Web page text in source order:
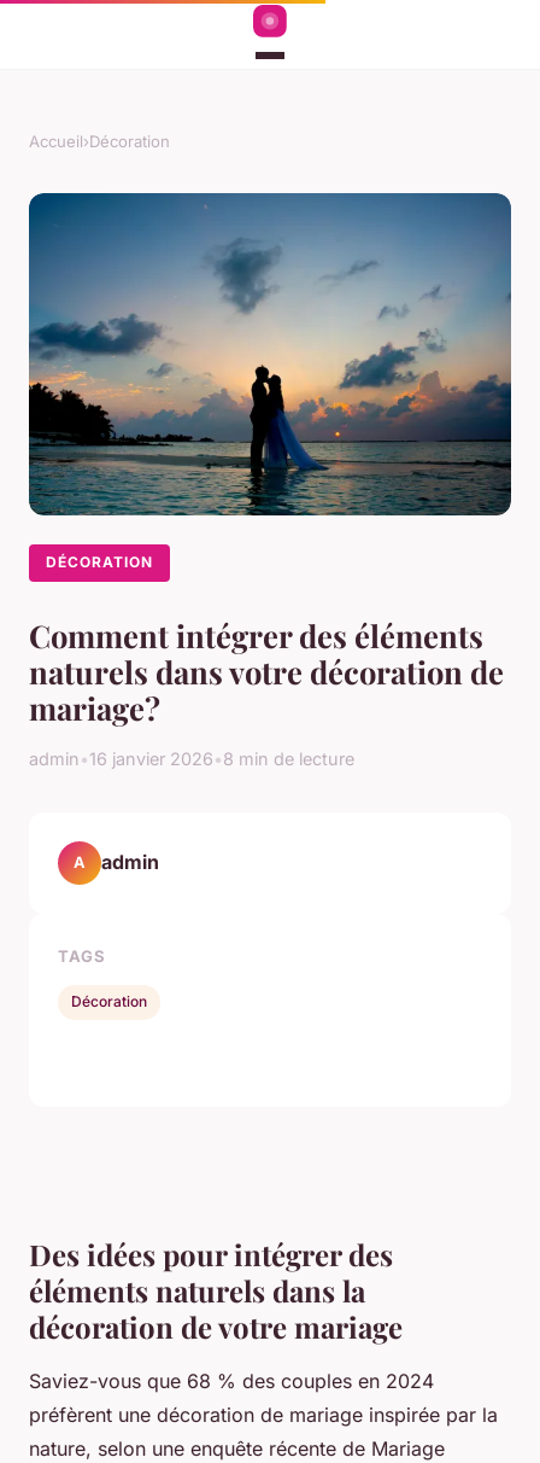
Accueil›Décoration
DÉCORATION
Comment intégrer des éléments
naturels dans votre décoration de
mariage?
admin•16 janvier 2026•8 min de lecture
Des idées pour intégrer des
éléments naturels dans la
décoration de votre mariage
Saviez-vous que 68 % des couples en 2024
préfèrent une décoration de mariage inspirée par la
nature, selon une enquête récente de Mariage
A admin
TAGS
Décoration